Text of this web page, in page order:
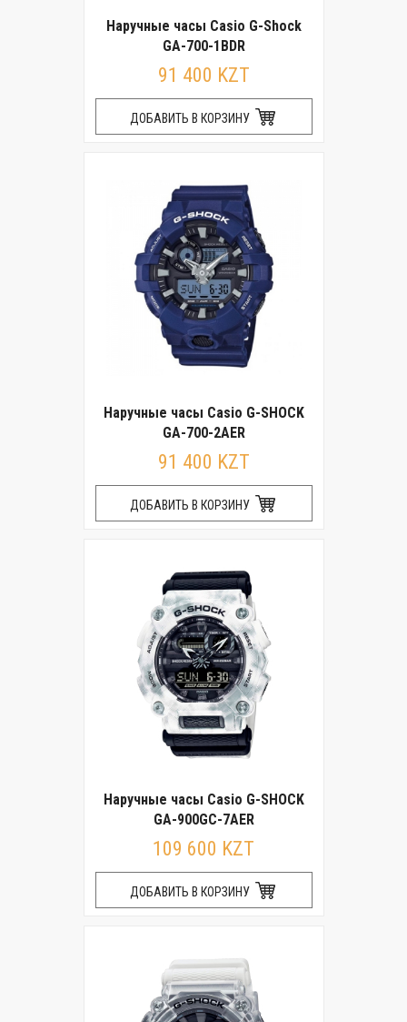
Наручные часы Casio G-Shock
GA-700-1BDR
91 400 KZT
ДОБАВИТЬ В КОРЗИНУ
Наручные часы Casio G-SHOCK
GA-700-2AER
91 400 KZT
ДОБАВИТЬ В КОРЗИНУ
Наручные часы Casio G-SHOCK
GA-900GC-7AER
109 600 KZT
ДОБАВИТЬ В КОРЗИНУ